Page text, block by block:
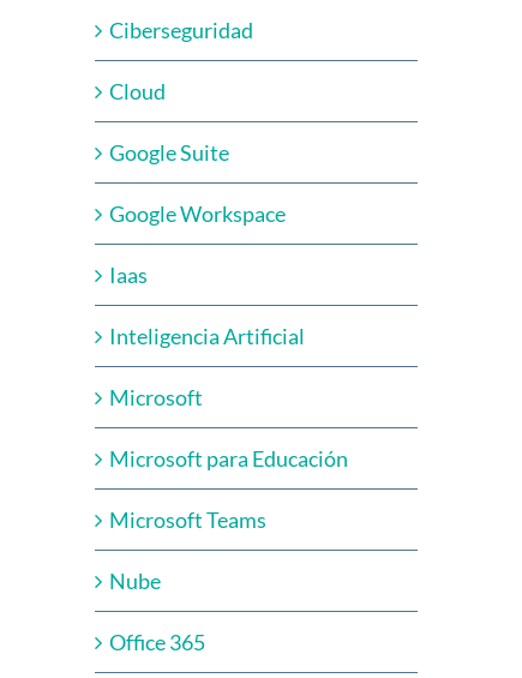
Ciberseguridad
Cloud
Google Suite
Google Workspace
Iaas
Inteligencia Artificial
Microsoft
Microsoft para Educación
Microsoft Teams
Nube
Office 365